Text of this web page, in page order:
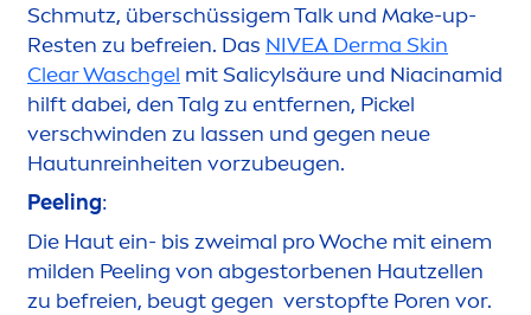
Schmutz, überschüssigem Talk und Make-up-
Resten zu befreien. Das NIVEA Derma Skin
Clear Waschgel mit Salicylsäure und Niacinamid
hilft dabei, den Talg zu entfernen, Pickel
verschwinden zu lassen und gegen neue
Hautunreinheiten vorzubeugen.
Peeling:
Die Haut ein- bis zweimal pro Woche mit einem
milden Peeling von abgestorbenen Hautzellen
zu befreien, beugt gegen verstopfte Poren vor.